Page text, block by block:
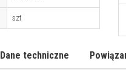
szt
Dane techniczne